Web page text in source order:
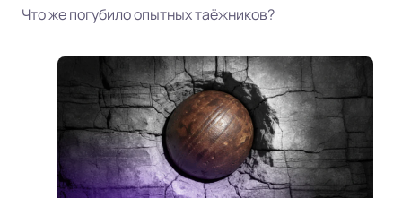
Что же погубило опытных таёжников?